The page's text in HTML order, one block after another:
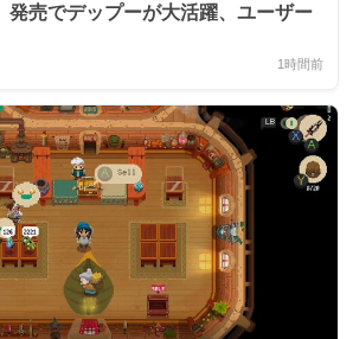
発売でデップーが大活躍、ユーザー
1時間前